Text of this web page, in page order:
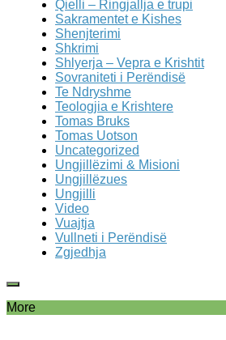
Qielli – Ringjallja e trupi
Sakramentet e Kishes
Shenjterimi
Shkrimi
Shlyerja – Vepra e Krishtit
Sovraniteti i Perëndisë
Te Ndryshme
Teologjia e Krishtere
Tomas Bruks
Tomas Uotson
Uncategorized
Ungjillëzimi & Misioni
Ungjillëzues
Ungjilli
Video
Vuajtja
Vullneti i Perëndisë
Zgjedhja
More